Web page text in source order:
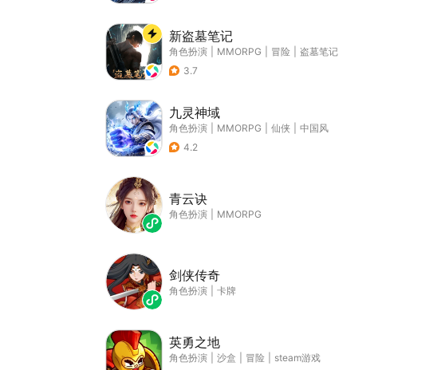
新盗墓笔记
角色扮演 MMORPG 冒险
盗墓笔记
3.7
九灵神域
角色扮演 MMORPG 仙侠
中国风
4.2
青云诀
角色扮演 MMORPG
剑侠传奇
角色扮演 卡牌
英勇之地
角色扮演 沙盒 冒险
steam游戏